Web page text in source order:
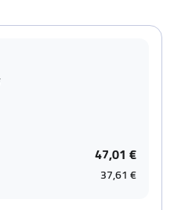
47,01 €
37,61 €